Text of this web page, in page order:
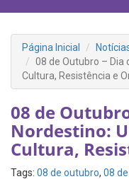
Página Inicial
08 de Outubro – Dia
Cultura, Resistência e
08 de
Nordestino:
Cultura,
Tags: 08 de outubro, 08